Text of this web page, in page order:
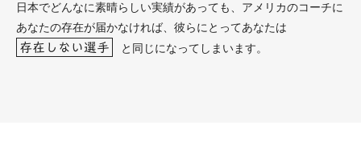
日本でどんなに素晴らしい実績があっても、アメリカのコーチに
あなたの存在が届かなければ、彼らにとってあなたは
存在しない選手
と同じになってしまいます。